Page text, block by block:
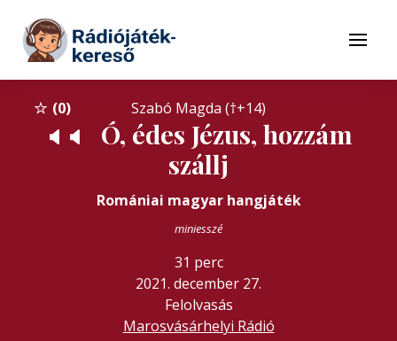
Tovább a tartalomhoz
Menü
0 Szabó Magda (†+14)
🔈 🔈
Ó, édes Jézus, hozzám
szállj
Romániai magyar hangjáték
miniesszé
31 perc
2021. december 27.
Felolvasás
Marosvásárhelyi Rádió